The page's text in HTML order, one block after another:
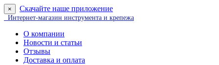
× Скачайте наше приложение
Интернет-магазин инструмента и крепежа
О компании
Новости и статьи
Отзывы
Доставка и оплата